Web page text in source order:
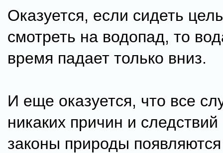
Оказуется, если сидеть
смотреть на водопад, то
время падает только вниз.
И еще оказуется, что все
никаких причин и следствий
законы природы появляются